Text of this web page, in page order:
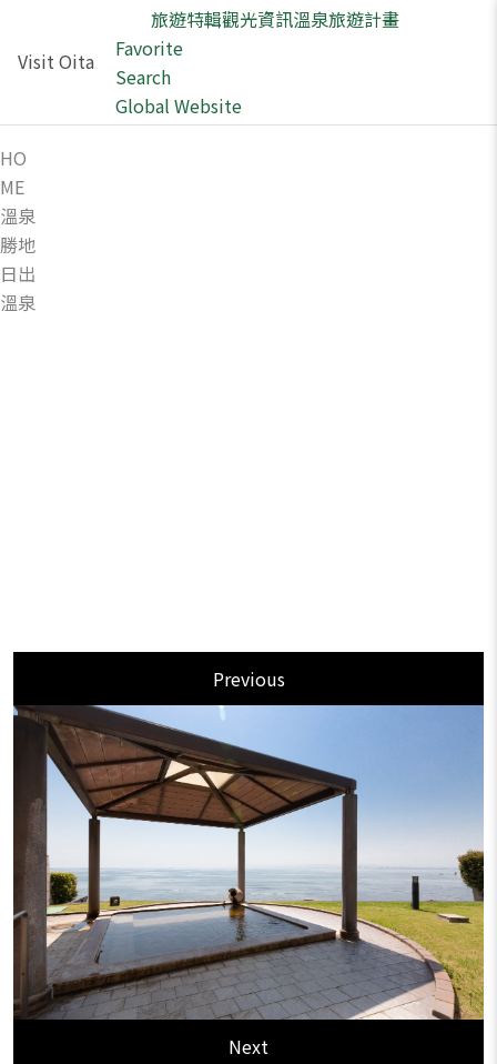
Visit Oita
旅遊特輯觀光資訊溫泉旅遊計畫
Favorite
Search
Global Website
HO
ME
溫泉
勝地
日出
溫泉
Previous
Next